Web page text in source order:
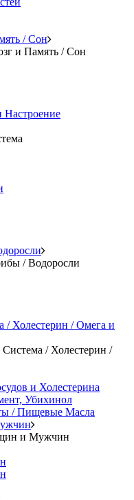
/ Сон
и Память / Сон
Настроение
/ Водоросли
/ Холестерин / Омега и
/ Холестерин /
и Холестерина
Убихинол
/ Пищевые Масла
и Мужчин